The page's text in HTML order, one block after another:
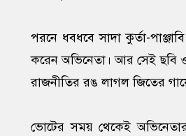
পরনে ধবধবে সাদা কুর্তা-
করেন অভিনেতা। আর সেই ছবি
রাজনীতির রঙ লাগল জিতের
ভোটের সময় থেকেই